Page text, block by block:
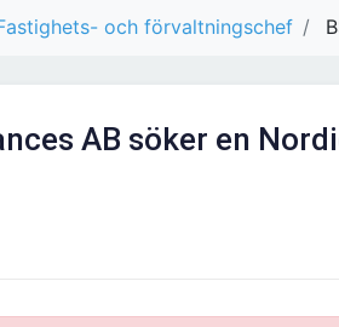
och förvaltningschef
AB söker en